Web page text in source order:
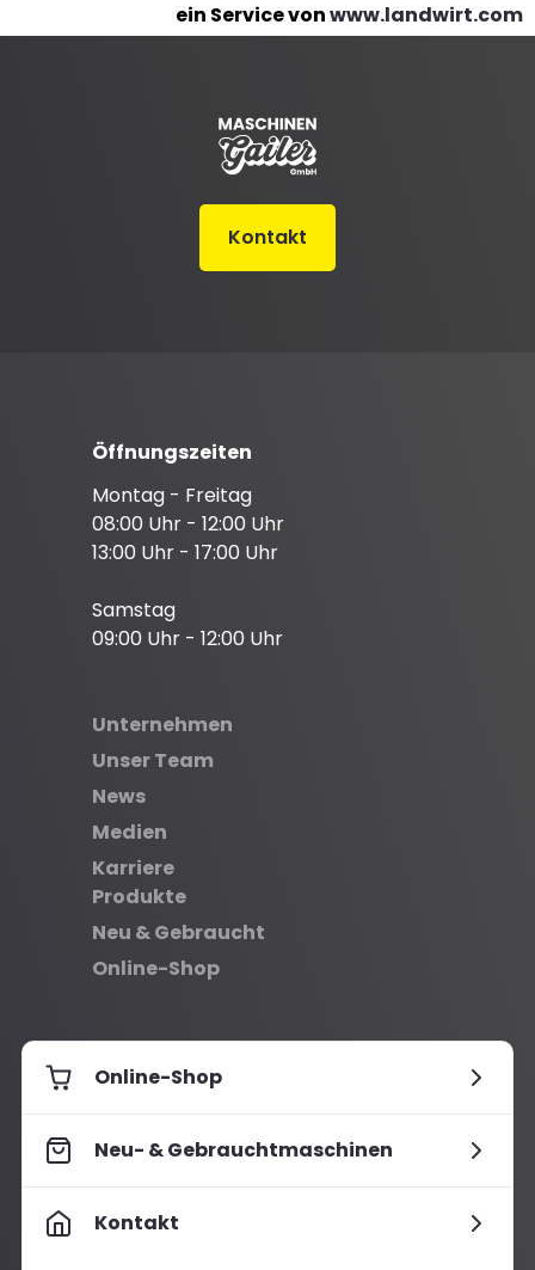
ein Service vonwww.landwirt.com
Kontakt
Öffnungszeiten
Montag - Freitag
08:00 Uhr - 12:00 Uhr
13:00 Uhr - 17:00 Uhr
Samstag
09:00 Uhr - 12:00 Uhr
Unternehmen
Unser Team
News
Medien
Karriere
Produkte
Neu & Gebraucht
Online-Shop
Online-Shop
Neu- & Gebrauchtmaschinen
Kontakt